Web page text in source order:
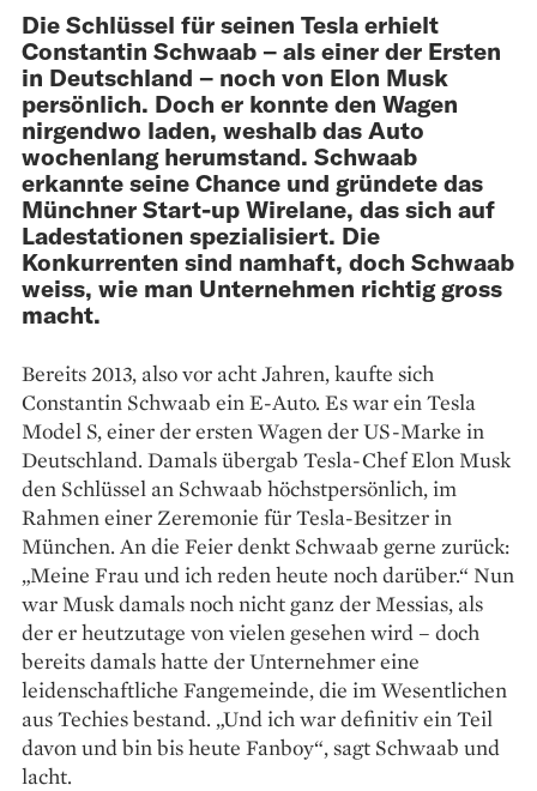
Die Schlüssel für seinen Tesla erhielt
Constantin Schwaab – als einer der Ersten
in Deutschland – noch von Elon Musk
persönlich. Doch er konnte den Wagen
nirgendwo laden, weshalb das Auto
wochenlang herumstand. Schwaab
erkannte seine Chance und gründete das
Münchner Start-up Wirelane, das sich auf
Ladestationen spezialisiert. Die
Konkurrenten sind namhaft, doch Schwaab
weiss, wie man Unternehmen richtig gross
macht.
Bereits 2013, also vor acht Jahren, kaufte sich
Constantin Schwaab ein E-Auto. Es war ein Tesla
Model S, einer der ersten Wagen der US-Marke in
Deutschland. Damals übergab Tesla-Chef Elon Musk
den Schlüssel an Schwaab höchstpersönlich, im
Rahmen einer Zeremonie für Tesla-Besitzer in
München. An die Feier denkt Schwaab gerne zurück:
„Meine Frau und ich reden heute noch darüber.“ Nun
war Musk damals noch nicht ganz der Messias, als
der er heutzutage von vielen ge­­sehen wird – doch
bereits damals hatte der Unter­nehmer eine
leidenschaftliche Fangemeinde, die im Wesentlichen
aus Techies bestand. „Und ich war definitiv ein Teil
davon und bin bis heute Fanboy“, sagt Schwaab und
lacht.